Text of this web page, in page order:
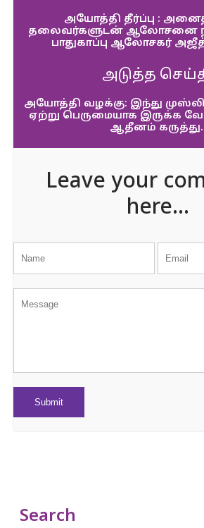
அயோத்தி தீர்ப்பு :
தலைவர்களுடன் ஆலோசனை
பாதுகாப்பு ஆலோசகர்
அடுத்த
அயோத்தி வழக்கு: இந்து
ஏற்று பெருமையாக இருக்க
ஆதீனம்
Leave your
here...
Search